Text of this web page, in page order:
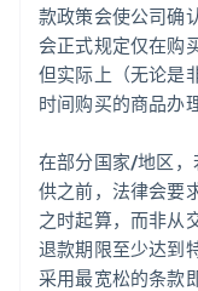
款政策会使公司确
会正式规定仅在购
但实际上（无论是
时间购买的商品办
在部分国家/地区
供之前，法律会要
之时起算，而非从
退款期限至少达到
采用最宽松的条款